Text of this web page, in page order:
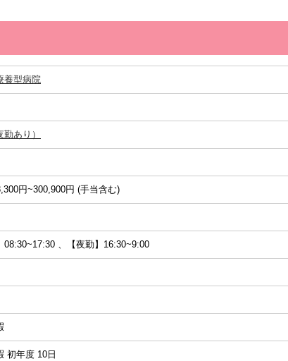
養型病院
あり）
円~300,900円 (手当含む)
08:30~17:30 、【夜勤】16:30~9:00
初年度 10日